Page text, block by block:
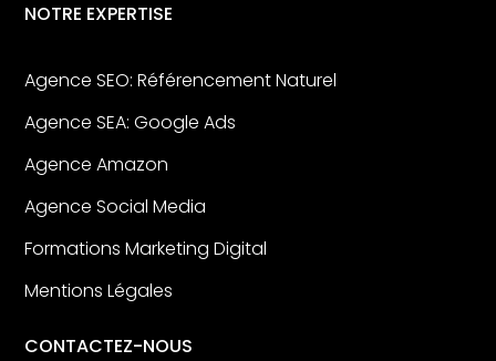
NOTRE EXPERTISE
Agence SEO: Référencement Naturel
Agence SEA: Google Ads
Agence Amazon
Agence Social Media
Formations Marketing Digital
Mentions Légales
CONTACTEZ-NOUS